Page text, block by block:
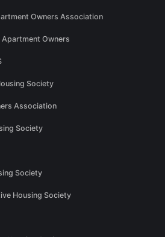
Owners Association
Owners
Society
Association
Society
Society
Housing Society